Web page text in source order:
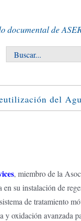
documental de
Buscar:
del
, miembro de la
su instalación de
de tratamiento
y oxidación avanzada